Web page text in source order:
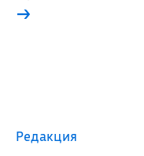
→
Редакция